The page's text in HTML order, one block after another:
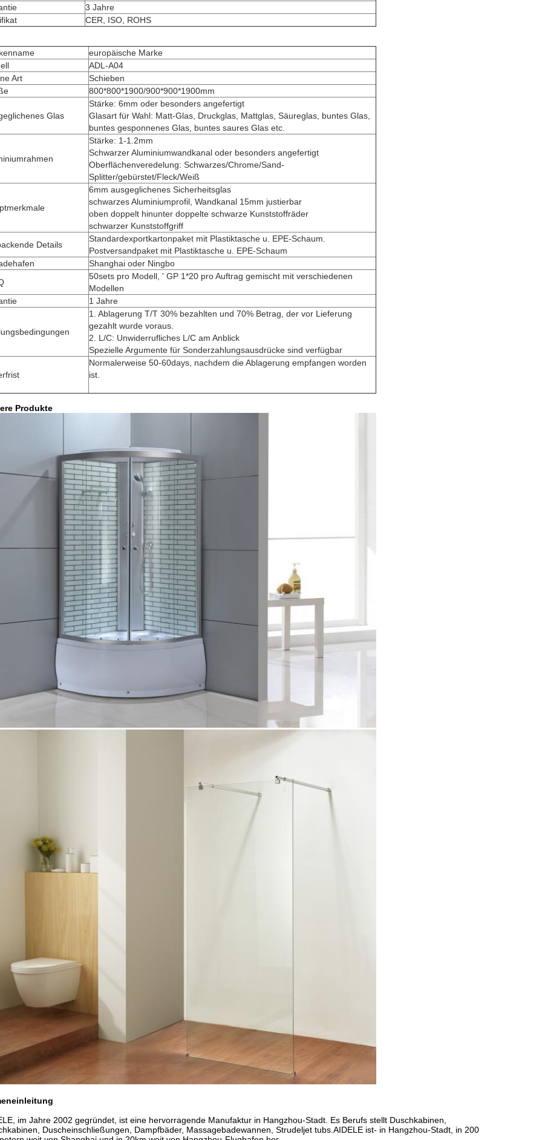
3 Jahre
CER, ISO, ROHS
europäische Marke
ADL-A04
Art
Schieben
800*800*1900/900*900*1900mm
Glas
Stärke: 6mm oder besonders angefertigt
Glasart für Wahl: Matt-Glas, Druckglas, Mattglas, Säureglas, buntes Glas,
buntes gesponnenes Glas, buntes saures Glas etc.
Stärke: 1-1.2mm
Schwarzer Aluminiumwandkanal oder besonders angefertigt
Oberflächenveredelung: Schwarzes/Chrome/Sand-
Splitter/gebürstet/Fleck/Weiß
6mm ausgeglichenes Sicherheitsglas
schwarzes Aluminiumprofil, Wandkanal 15mm justierbar
oben doppelt hinunter doppelte schwarze Kunststoffräder
schwarzer Kunststoffgriff
Details
Standardexportkartonpaket mit Plastiktasche u. EPE-Schaum.
Postversandpaket mit Plastiktasche u. EPE-Schaum
Shanghai oder Ningbo
50sets pro Modell, ' GP 1*20 pro Auftrag gemischt mit verschiedenen
Modellen
1 Jahre
1. Ablagerung T/T 30% bezahlten und 70% Betrag, der vor Lieferung
gezahlt wurde voraus.
2. L/C: Unwiderrufliches L/C am Anblick
Spezielle Argumente für Sonderzahlungsausdrücke sind verfügbar
Normalerweise 50-60days, nachdem die Ablagerung empfangen worden
ist.
Produkte
im Jahre 2002 gegründet, ist eine hervorragende Manufaktur in Hangzhou-Stadt. Es Berufs stellt Duschkabinen,
Duscheinschließungen, Dampfbäder, Massagebadewannen, Strudeljet tubs.AIDELE ist- in Hangzhou-Stadt, in 200